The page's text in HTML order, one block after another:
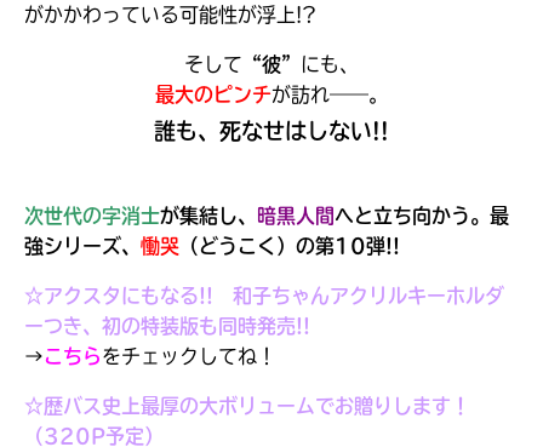
がかかわっている可能性が浮上!?
そして “彼”
にも、
最大のピンチが訪れ――。
誰も、死なせはしない!!
次世代の字消士が集結し、 暗黒人間へと立ち向かう。 最
強シリーズ、 慟哭 （どうこく）の第10弾!!
☆アクスタにもなる!! 和子ちゃんアクリルキーホルダ
ーつき、初の特装版も同時発売!!
→こちらをチェックしてね！
☆歴バス史上最厚の大ボリュームでお贈りします！
（320P予定）